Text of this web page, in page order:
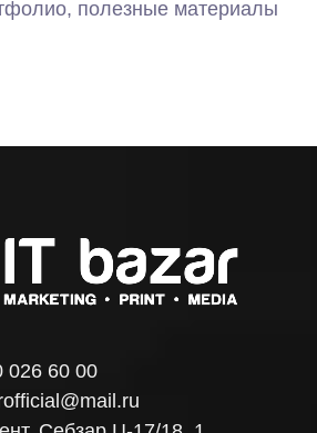
полезные материалы
026 60 00